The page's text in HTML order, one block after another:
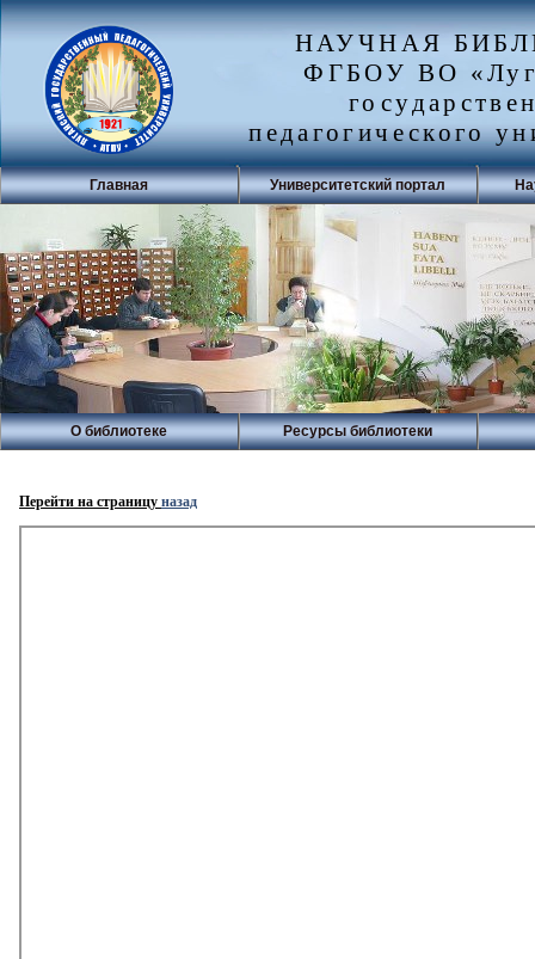
НАУЧНАЯ
ФГБОУ ВО
педагогического
Главная Университетский портал
О библиотеке Ресурсы библиотеки
Перейти на страницу назад